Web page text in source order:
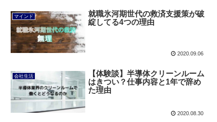
マインド
就職氷河期世代の救済支援策が破
綻してる4つの理由
2020.09.06
会社生活
【体験談】半導体クリーンルーム
はきつい？仕事内容と1年で辞め
た理由
2020.08.30